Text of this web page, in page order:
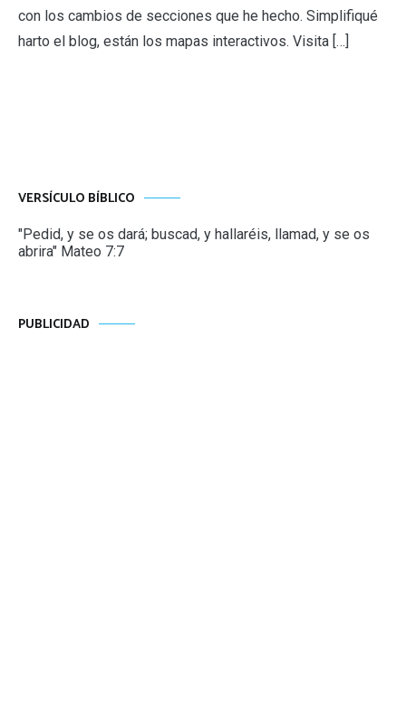
con los cambios de secciones que he hecho. Simplifiqué
harto el blog, están los mapas interactivos. Visita […]
VERSÍCULO BÍBLICO
"Pedid, y se os dará; buscad, y hallaréis, llamad, y se os
abrira" Mateo 7:7
PUBLICIDAD